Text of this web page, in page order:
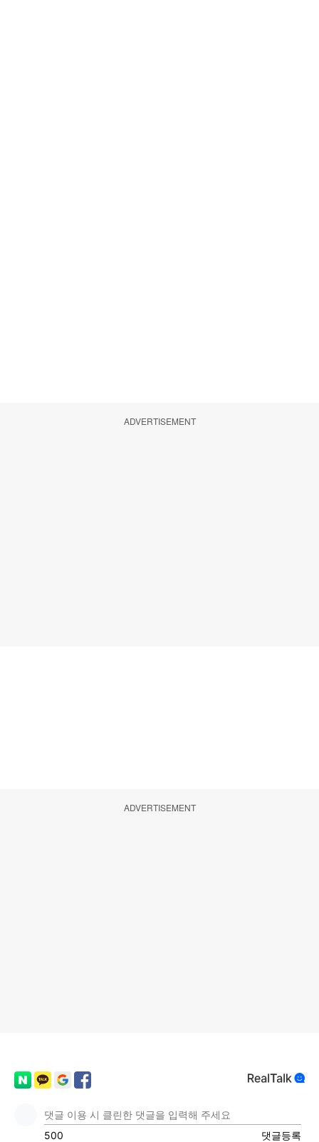
ADVERTISEMENT
ADVERTISEMENT